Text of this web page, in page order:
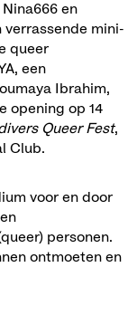
en
verrassende mini-
queer
een
Ibrahim,
opening op 14
Queer Fest,
Club.
voor en door
personen.
ontmoeten en